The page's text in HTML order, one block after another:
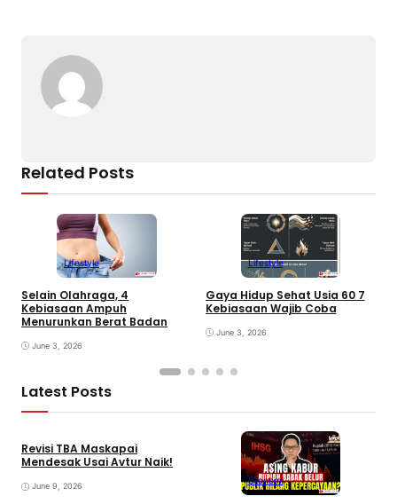
Related Posts
Lifestyle
Selain Olahraga, 4
Kebiasaan Ampuh
Menurunkan Berat Badan
June 3, 2026
Lifestyle
Gaya Hidup Sehat Usia 60 7
Kebiasaan Wajib Coba
June 3, 2026
Latest Posts
Revisi TBA Maskapai
Mendesak Usai Avtur Naik!
June 9, 2026
Ekonomi